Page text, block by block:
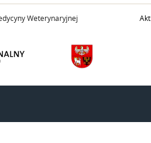
Weterynaryjnej